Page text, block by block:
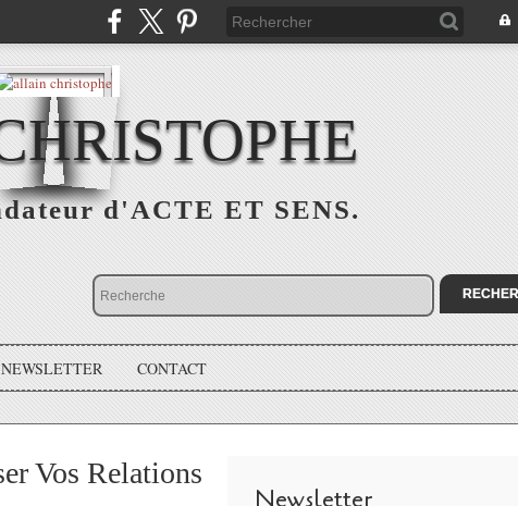
d'ACTE ET SENS.
NEWSLETTER CONTACT
Vos Relations
Newsletter